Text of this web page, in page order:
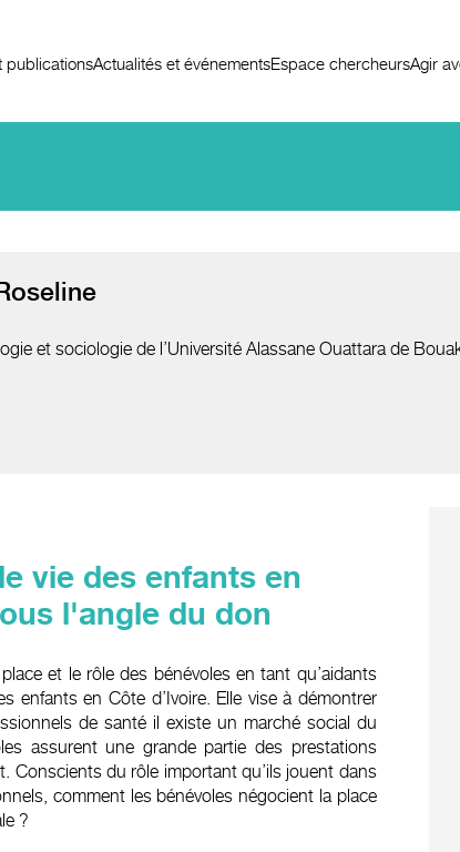
publicationsActualités et événementsEspace chercheursAgir
et sociologie de l’Université Alassane Ouattara de
vie des enfants en
l'angle du don
et le rôle des bénévoles en tant qu’aidants
enfants en Côte d’Ivoire. Elle vise à démontrer
de santé il existe un marché social du
assurent une grande partie des prestations
Conscients du rôle important qu’ils jouent dans
comment les bénévoles négocient la place
?